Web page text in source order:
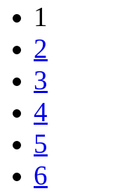
1
2
3
4
5
6